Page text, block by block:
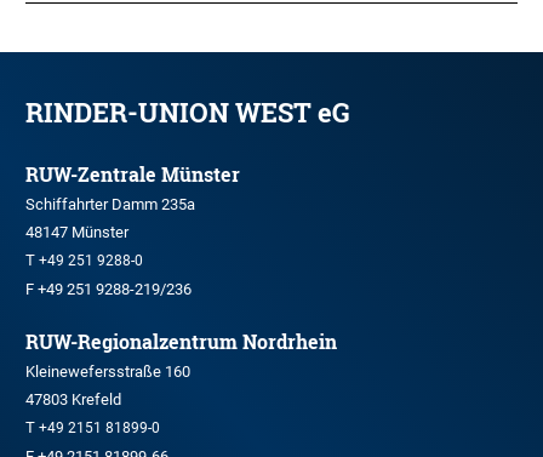
RINDER-UNION WEST eG
RUW-Zentrale Münster
Schiffahrter Damm 235a
48147 Münster
T +49 251 9288-0
F +49 251 9288-219/236
RUW-Regionalzentrum Nordrhein
Kleinewefersstraße 160
47803 Krefeld
T +49 2151 81899-0